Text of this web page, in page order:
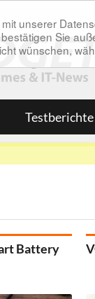
unserer
Sie
wünschen,
Testberichte
Battery